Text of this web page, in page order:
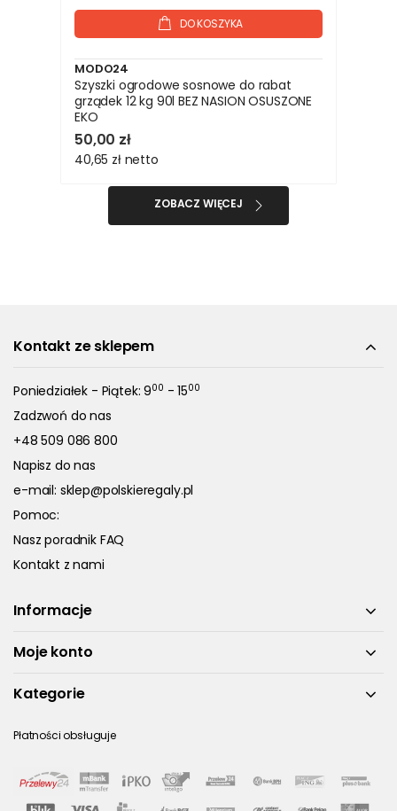
DO KOSZYKA
MODO24
Szyszki ogrodowe sosnowe do rabat
grządek 12 kg 90l BEZ NASION OSUSZONE
EKO
50,00 zł
40,65 zł netto
ZOBACZ WIĘCEJ
Kontakt ze sklepem
Poniedziałek - Piątek: 900 - 1500
Zadzwoń do nas
+48 509 086 800
Napisz do nas
e-mail: sklep@polskieregaly.pl
Pomoc:
Nasz poradnik FAQ
Kontakt z nami
Informacje
Moje konto
Kategorie
Płatności obsługuje